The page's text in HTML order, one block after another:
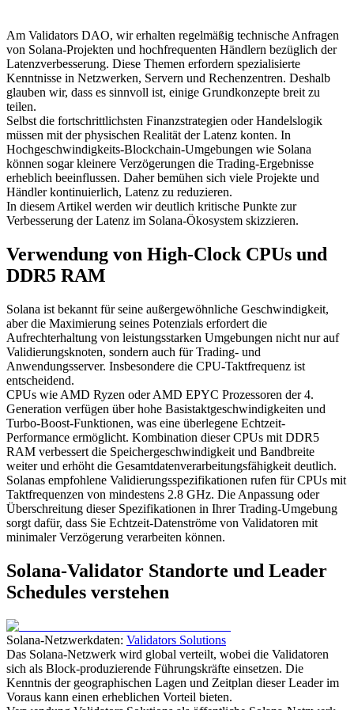
Am Validators DAO, wir erhalten regelmäßig technische Anfragen
von Solana-Projekten und hochfrequenten Händlern bezüglich der
Latenzverbesserung. Diese Themen erfordern spezialisierte
Kenntnisse in Netzwerken, Servern und Rechenzentren. Deshalb
glauben wir, dass es sinnvoll ist, einige Grundkonzepte breit zu
teilen.
Selbst die fortschrittlichsten Finanzstrategien oder Handelslogik
müssen mit der physischen Realität der Latenz konten. In
Hochgeschwindigkeits-Blockchain-Umgebungen wie Solana
können sogar kleinere Verzögerungen die Trading-Ergebnisse
erheblich beeinflussen. Daher bemühen sich viele Projekte und
Händler kontinuierlich, Latenz zu reduzieren.
In diesem Artikel werden wir deutlich kritische Punkte zur
Verbesserung der Latenz im Solana-Ökosystem skizzieren.
Verwendung von High-Clock CPUs und
DDR5 RAM
Solana ist bekannt für seine außergewöhnliche Geschwindigkeit,
aber die Maximierung seines Potenzials erfordert die
Aufrechterhaltung von leistungsstarken Umgebungen nicht nur auf
Validierungsknoten, sondern auch für Trading- und
Anwendungsserver. Insbesondere die CPU-Taktfrequenz ist
entscheidend.
CPUs wie AMD Ryzen oder AMD EPYC Prozessoren der 4.
Generation verfügen über hohe Basistaktgeschwindigkeiten und
Turbo-Boost-Funktionen, was eine überlegene Echtzeit-
Performance ermöglicht. Kombination dieser CPUs mit DDR5
RAM verbessert die Speichergeschwindigkeit und Bandbreite
weiter und erhöht die Gesamtdatenverarbeitungsfähigkeit deutlich.
Solanas empfohlene Validierungsspezifikationen rufen für CPUs mit
Taktfrequenzen von mindestens 2.8 GHz. Die Anpassung oder
Überschreitung dieser Spezifikationen in Ihrer Trading-Umgebung
sorgt dafür, dass Sie Echtzeit-Datenströme von Validatoren mit
minimaler Verzögerung verarbeiten können.
Solana-Validator Standorte und Leader
Schedules verstehen
Solana-Netzwerkdaten: Validators Solutions
Das Solana-Netzwerk wird global verteilt, wobei die Validatoren
sich als Block-produzierende Führungskräfte einsetzen. Die
Kenntnis der geographischen Lagen und Zeitplan dieser Leader im
Voraus kann einen erheblichen Vorteil bieten.